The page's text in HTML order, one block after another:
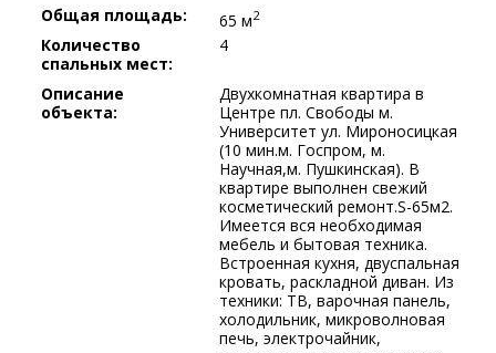
Общая площадь:
65 м2
Количество
спальных мест:
4
Описание
объекта:
Двухкомнатная квартира в
Центре пл. Свободы м.
Университет ул. Мироносицкая
(10 мин.м. Госпром, м.
Научная,м. Пушкинская). В
квартире выполнен свежий
косметический ремонт.S-65м2.
Имеется вся необходимая
мебель и бытовая техника.
Встроенная кухня, двуспальная
кровать, раскладной диван. Из
техники: ТВ, варочная панель,
холодильник, микроволновая
печь, электрочайник,